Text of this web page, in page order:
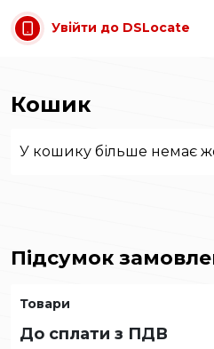
Перейти до основного вмісту
Увійти до DSLocate
Кошик
У кошику більше немає
Підсумок
Товари
До сплати з ПДВ